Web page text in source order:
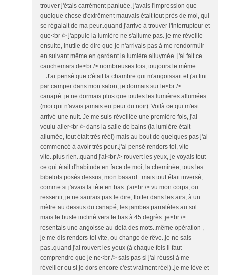
trouver j'étais carrément paniuée, j'avais l'impression que
quelque chose d'extrêment mauvais était tout près de moi, qui
se régalait de ma peur..quand j'arrive à trouver l'interrupteur et
que<br /> j'appuie la lumière ne s'allume pas. je me réveille
ensuite, inutile de dire que je n'arrivais pas à me rendormùir
en suivant même en gardant la lumière alluymée..j'ai fait ce
cauchemars de<br /> nombreuses fois, toujours le même.
J'ai pensé que c'était la chambre qui m'angoissait et j'ai fini
par camper dans mon salon, je dormais sur le<br />
canapé..je ne dormais plus que toutes les lumières allumées
(moi qui n'avais jamais eu peur du noir). Voilà ce qui m'est
arrivé une nuit. Je me suis réveillée une première fois, j'ai
voulu aller<br /> dans la salle de bains (la lumière était
allumée, tout était très réél) mais au bout de quelques pas j'ai
commencé à avoir très peur..j'ai pensé rendors toi, vite
vite..plus rien..quand j'ai<br /> rouvert les yeux, je voyais tout
ce qui était d'habitude en face de moi, la cheminée, tous les
bibelots posés dessus, mon basard ..mais tout était inversé,
comme si j'avais la tête en bas..j'ai<br /> vu mon corps, ou
ressenti, je ne saurais pas le dire, flotter dans les airs, à un
mètre au dessus du canapé, les jambes parralèles au sol
mais le buste incliné vers le bas à 45 degrès..je<br />
resentais une angoisse au delà des mots..même opération ,
je me dis rendors-toi vite, ou change de rêve..je ne sais
pas..quand j'ai rouvert les yeux (à chaque fois il faut
comprendre que je ne<br /> sais pas si j'ai réussi à me
réveiller ou si je dors encore c'est vraiment réel)..je me lève et